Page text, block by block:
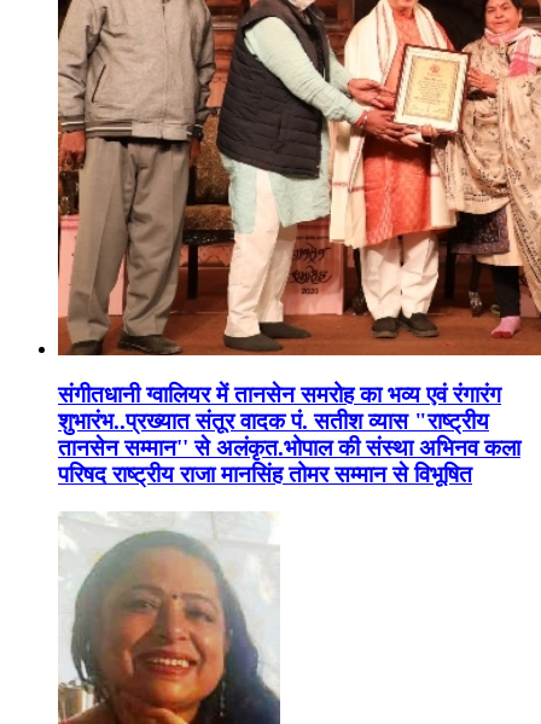
संगीतधानी ग्वालियर में तानसेन समरोह का भव्य एवं रंगारंग
शुभारंभ..प्रख्यात संतूर वादक पं. सतीश व्यास "राष्ट्रीय
तानसेन सम्मान'' से अलंकृत.भोपाल की संस्था अभिनव कला
परिषद राष्ट्रीय राजा मानसिंह तोमर सम्मान से विभूषित